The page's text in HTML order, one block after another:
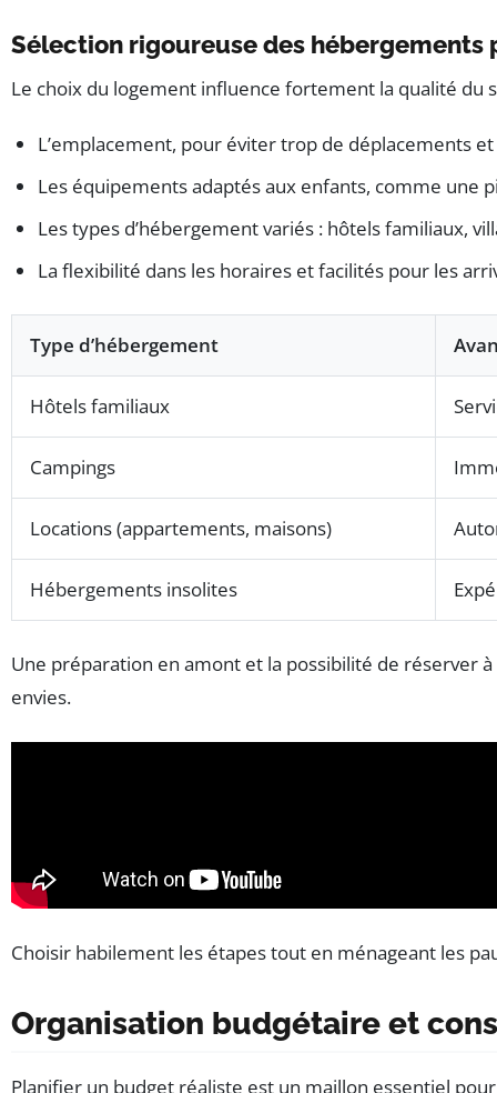
Sélection rigoureuse des
Le choix du logement influence fortement la qualité du
L’emplacement, pour éviter trop de déplacements
Les équipements adaptés aux enfants, comme une
Les types d’hébergement variés : hôtels familiaux,
La flexibilité dans les horaires et facilités pour les
Type d’hébergement
Hôtels familiaux
Campings
Locations (appartements, maisons)
Hébergements insolites
Une préparation en amont et la possibilité de réserver
envies.
Choisir habilement les étapes tout en ménageant les
Organisation budgétaire et
Planifier un budget réaliste est un maillon essentiel